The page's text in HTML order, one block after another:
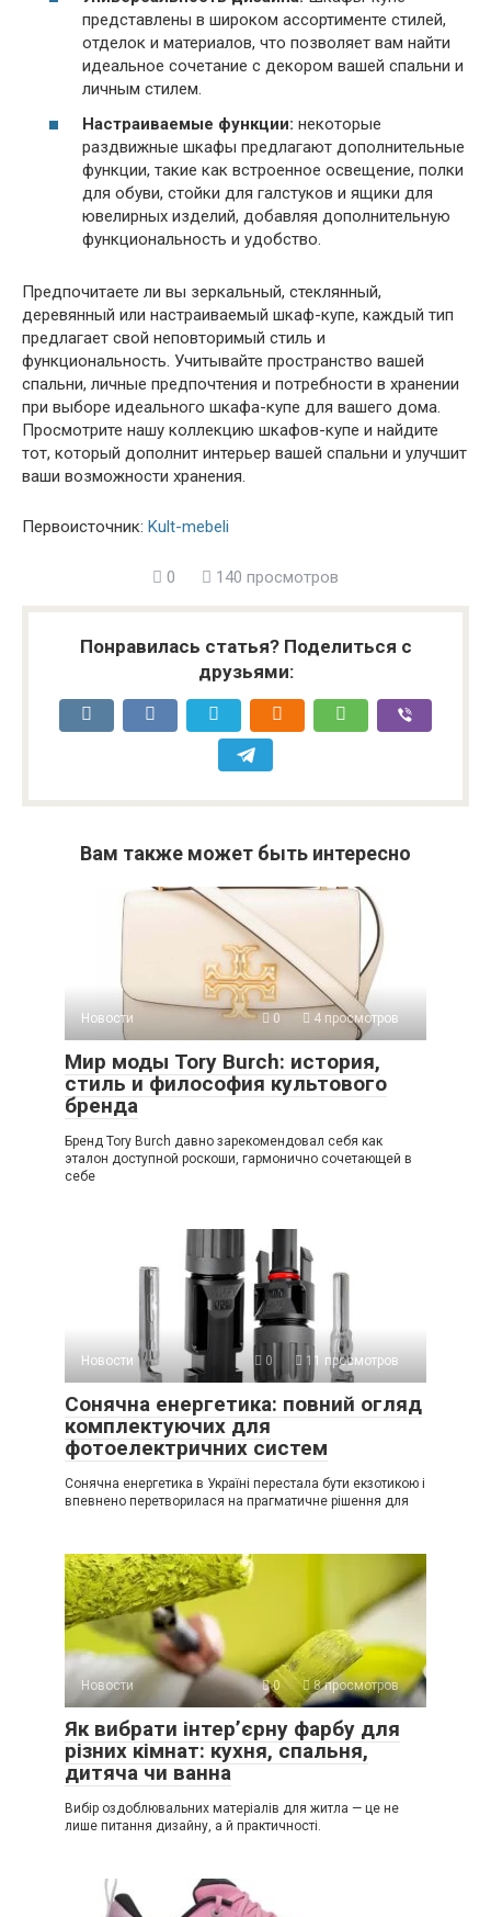
представлены в широком ассортименте стилей,
отделок и материалов, что позволяет вам найти
идеальное сочетание с декором вашей спальни и
личным стилем.
Настраиваемые функции: некоторые
раздвижные шкафы предлагают дополнительные
функции, такие как встроенное освещение, полки
для обуви, стойки для галстуков и ящики для
ювелирных изделий, добавляя дополнительную
функциональность и удобство.
Предпочитаете ли вы зеркальный, стеклянный,
деревянный или настраиваемый шкаф-купе, каждый тип
предлагает свой неповторимый стиль и
функциональность. Учитывайте пространство вашей
спальни, личные предпочтения и потребности в хранении
при выборе идеального шкафа-купе для вашего дома.
Просмотрите нашу коллекцию шкафов-купе и найдите
тот, который дополнит интерьер вашей спальни и улучшит
ваши возможности хранения.
Первоисточник: Kult-mebeli
0 140 просмотров
Понравилась статья? Поделиться с
друзьями:
Вам также может быть интересно
Новости 0 4 просмотров
Мир моды Tory Burch: история,
стиль и философия культового
бренда
Бренд Tory Burch давно зарекомендовал себя как
эталон доступной роскоши, гармонично сочетающей в
себе
Новости 0 11 просмотров
Сонячна енергетика: повний огляд
комплектуючих для
фотоелектричних систем
Сонячна енергетика в Україні перестала бути екзотикою і
впевнено перетворилася на прагматичне рішення для
Новости 0 8 просмотров
Як вибрати інтер’єрну фарбу для
різних кімнат: кухня, спальня,
дитяча чи ванна
Вибір оздоблювальних матеріалів для житла — це не
лише питання дизайну, а й практичності.